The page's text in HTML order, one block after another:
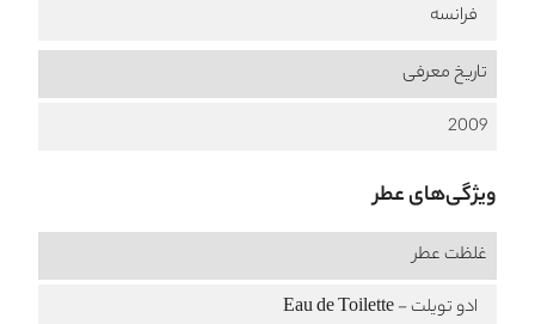
فرانسه
تاریخ معرفی
2009
ویژگی‌های عطر
غلظت عطر
ادو تویلت - Eau de Toilette